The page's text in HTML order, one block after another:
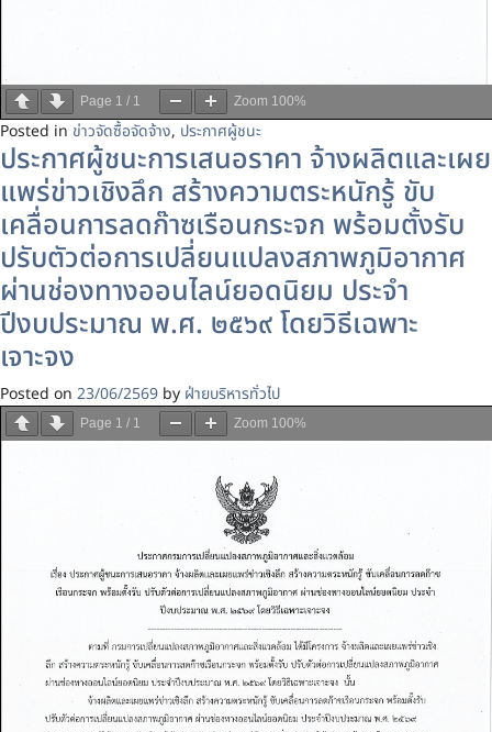
Page 1 / 1 Zoom 100%
Posted in ข่าวจัดซื้อจัดจ้าง, ประกาศผู้ชนะ
ประกาศผู้ชนะการเสนอราคา จ้างผลิตและเผย
แพร่ข่าวเชิงลึก สร้างความตระหนักรู้ ขับ
เคลื่อนการลดก๊าซเรือนกระจก พร้อมตั้งรับ
ปรับตัวต่อการเปลี่ยนแปลงสภาพภูมิอากาศ
ผ่านช่องทางออนไลน์ยอดนิยม ประจำ
ปีงบประมาณ พ.ศ. ๒๕๖๙ โดยวิธีเฉพาะ
เจาะจง
Posted on 23/06/2569 by ฝ่ายบริหารทั่วไป
Page 1 / 1 Zoom 100%